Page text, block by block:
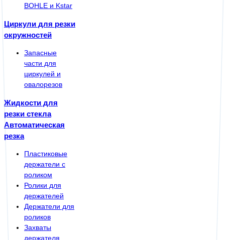
BOHLE и Kstar
Циркули для резки
окружностей
Запасные
части для
циркулей и
овалорезов
Жидкости для
резки стекла
Автоматическая
резка
Пластиковые
держатели с
роликом
Ролики для
держателей
Держатели для
роликов
Захваты
держателя